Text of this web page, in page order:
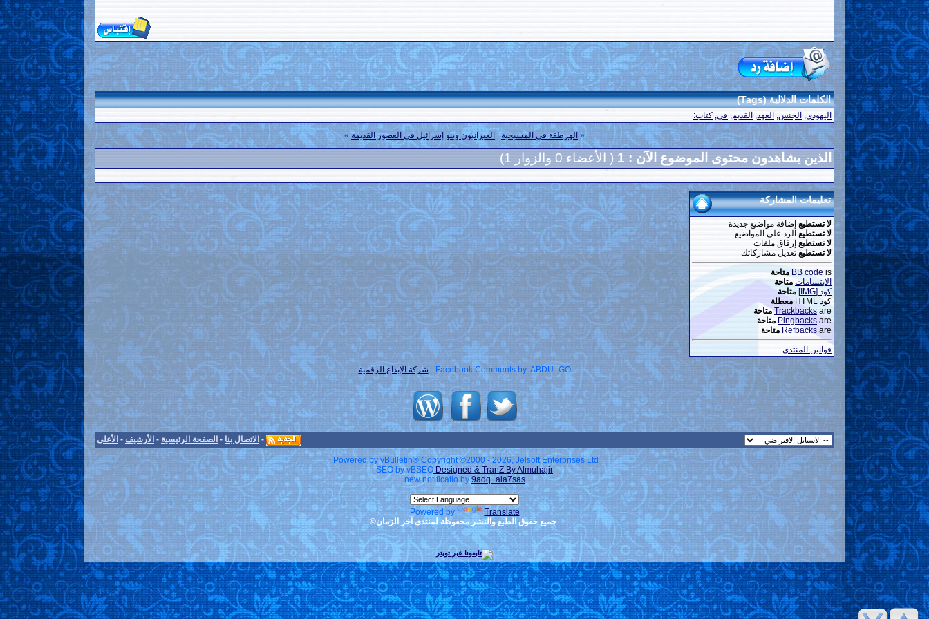
الكلمات الدلالية (Tags)
اليهودي, الجنس, العهد, القديم, في, كتاب:
« الهرطقة في المسيحية| العبرانيون وبنو إسرائيل في العصور القديمة »
الذين يشاهدون محتوى الموضوع الآن : 1 ( الأعضاء 0 والزوار 1)
تعليمات المشاركة
لا تستطيع إضافة مواضيع جديدة
لا تستطيع الرد على المواضيع
لا تستطيع إرفاق ملفات
لا تستطيع تعديل مشاركاتك
BB code is
متاحة
الابتسامات متاحة
كود [IMG]
متاحة
كود HTML
معطلة
Trackbacks are
متاحة
Pingbacks are
متاحة
Refbacks are
متاحة
قوانين المنتدى
Facebook Comments by: ABDU_GO - شركة الإبداع الرقمية
- الاتصال بنا - الصفحة الرئيسية - الأرشيف - الأعلى
Powered by vBulletin® Copyright ©2000 - 2026, Jelsoft Enterprises Ltd.
SEO by vBSEODesigned & TranZ By Almuhajir
new notificatio by9adq_ala7sas
Powered by
Translate
جميع حقوق الطبع والنشر محفوظة لمنتدى آخر الزمان©